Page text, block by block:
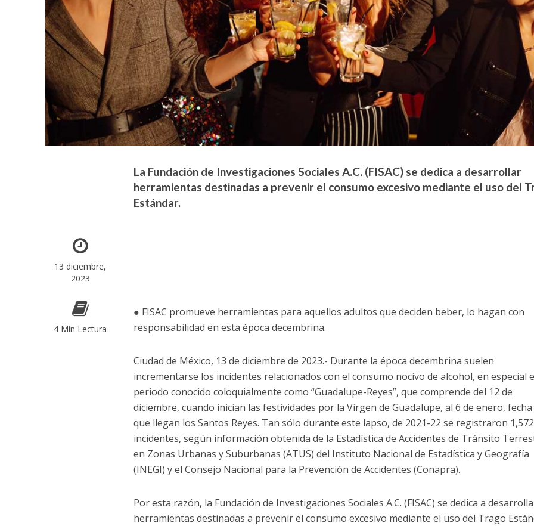
13 diciembre,
2023
4 Min Lectura
La Fundación de Investigaciones Sociales A.C. (FISAC) se dedica a desarrollar
herramientas destinadas a prevenir el consumo excesivo mediante el uso del
Estándar.
● FISAC promueve herramientas para aquellos adultos que deciden beber, lo hagan con
responsabilidad en esta época decembrina.
Ciudad de México, 13 de diciembre de 2023.- Durante la época decembrina suelen
incrementarse los incidentes relacionados con el consumo nocivo de alcohol, en especial
periodo conocido coloquialmente como “Guadalupe-Reyes”, que comprende del 12 de
diciembre, cuando inician las festividades por la Virgen de Guadalupe, al 6 de enero,
que llegan los Santos Reyes. Tan sólo durante este lapso, de 2021-22 se registraron 1,572
incidentes, según información obtenida de la Estadística de Accidentes de Tránsito
en Zonas Urbanas y Suburbanas (ATUS) del Instituto Nacional de Estadística y Geografía
(INEGI) y el Consejo Nacional para la Prevención de Accidentes (Conapra).
Por esta razón, la Fundación de Investigaciones Sociales A.C. (FISAC) se dedica a
herramientas destinadas a prevenir el consumo excesivo mediante el uso del Trago